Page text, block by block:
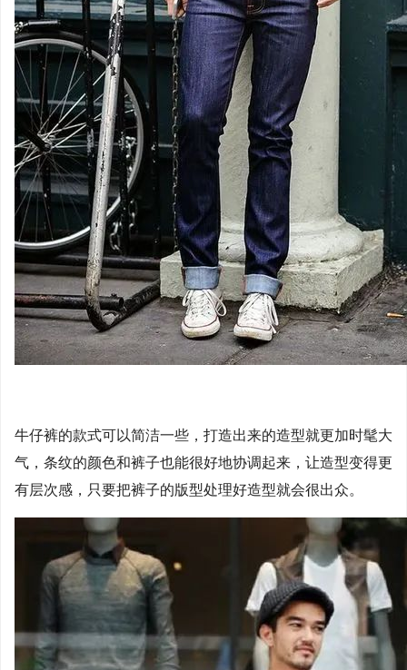
牛仔裤的款式可以简洁一些，打造出来的造型就更加时髦大
气，条纹的颜色和裤子也能很好地协调起来，让造型变得更
有层次感，只要把裤子的版型处理好造型就会很出众。